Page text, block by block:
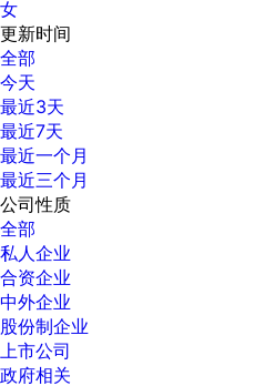
女
更新时间
全部
今天
最近3天
最近7天
最近一个月
最近三个月
公司性质
全部
私人企业
合资企业
中外企业
股份制企业
上市公司
政府相关